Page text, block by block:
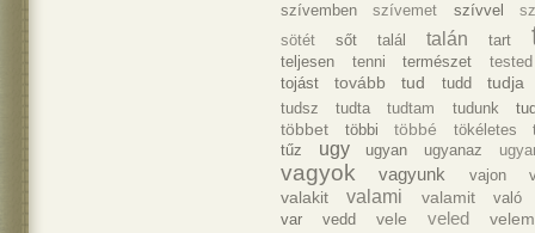
szívemben
szívemet szívvel
sötét
sőt talál talán tart
teljesen tenni természet
tested
tojást
tovább tud tudd tudja
tudsz tudta tudtam tudunk
többet többi többé tökéletes
tűz
ugy ugyan ugyanaz
vagyok vagyunk vajon
valakit valami valamit
való
var
vedd vele veled velem